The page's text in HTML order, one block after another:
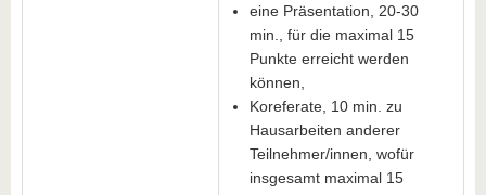
eine Präsentation, 20-30
min., für die maximal 15
Punkte erreicht werden
können,
Koreferate, 10 min. zu
Hausarbeiten anderer
Teilnehmer/innen, wofür
insgesamt maximal 15